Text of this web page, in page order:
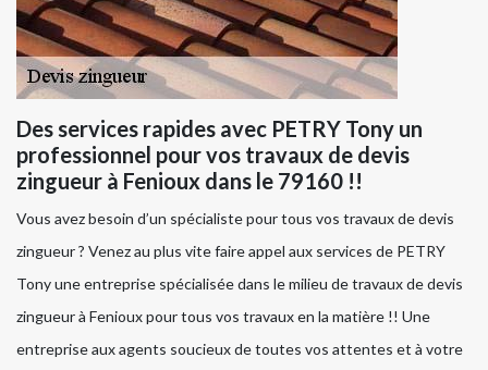
Des services rapides avec PETRY Tony un
professionnel pour vos travaux de devis
zingueur à Fenioux dans le 79160 !!
Vous avez besoin d’un spécialiste pour tous vos travaux de devis
zingueur ? Venez au plus vite faire appel aux services de PETRY
Tony une entreprise spécialisée dans le milieu de travaux de devis
zingueur à Fenioux pour tous vos travaux en la matière !! Une
entreprise aux agents soucieux de toutes vos attentes et à votre